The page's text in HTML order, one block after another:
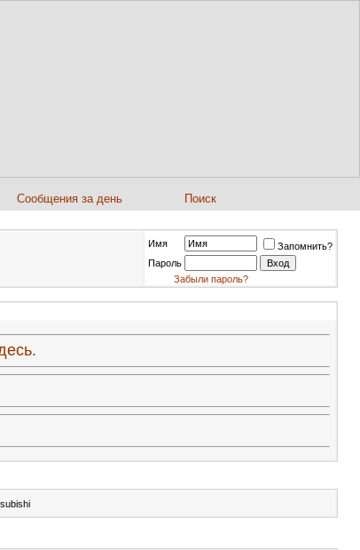
Сообщения за день Поиск
Имя
Запомнить?
Пароль
Забыли пароль?